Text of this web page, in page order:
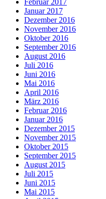
Februar 2017
Januar 2017
Dezember 2016
November 2016
Oktober 2016
September 2016
August 2016
Juli 2016
Juni 2016
Mai 2016
April 2016
März 2016
Februar 2016
Januar 2016
Dezember 2015
November 2015
Oktober 2015
September 2015
August 2015
Juli 2015
Juni 2015
Mai 2015